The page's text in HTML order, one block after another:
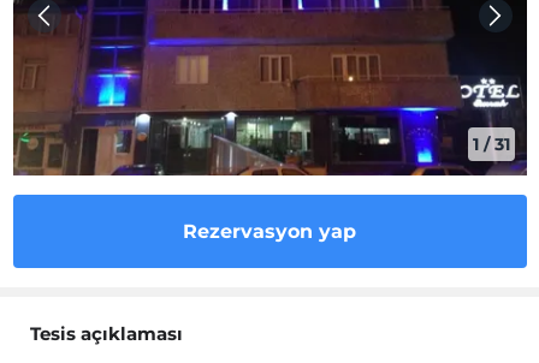
1 /31
Rezervasyon yap
Tesis açıklaması